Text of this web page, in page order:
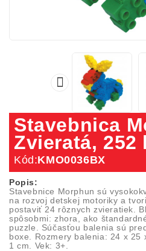

Stavebnica
Zvieratá, 252
Kód:KMO0036BX
Popis:
Stavebnice Morphun sú
na rozvoj detskej motoriky a
postaviť 24 rôznych zvieratiek.
spôsobmi: zhora, ako
puzzle. Súčasťou balenia sú
boxe. Rozmery balenia: 24 x 25
1 cm. Vek: 3+.